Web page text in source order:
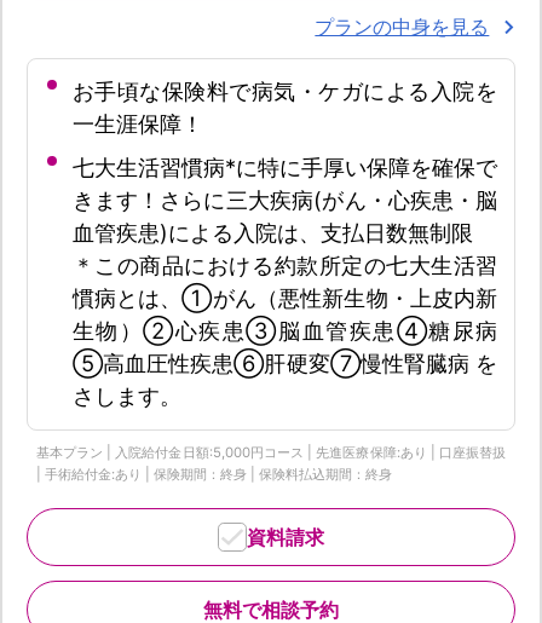
プランの中身を見る
お手頃な保険料で病気・ケガによる入院を
一生涯保障！
七大生活習慣病*に特に手厚い保障を確保で
きます！さらに三大疾病(がん・心疾患・脳
血管疾患)による入院は、支払日数無制限
＊この商品における約款所定の七大生活習
慣病とは、①がん（悪性新生物・上皮内新
生物）②心疾患③脳血管疾患④糖尿病
⑤高血圧性疾患⑥肝硬変⑦慢性腎臓病 を
さします。
基本プラン | 入院給付金日額:5,000円コース | 先進医療保障:あり | 口座振替扱
| 手術給付金:あり | 保険期間：終身 | 保険料払込期間：終身
無料で相談予約
資料請求